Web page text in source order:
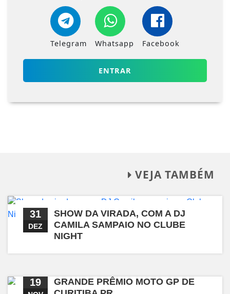
Telegram Whatsapp Facebook
ENTRAR
VEJA TAMBÉM
31
DEZ
SHOW DA VIRADA, COM A DJ
CAMILA SAMPAIO NO CLUBE
NIGHT
19
GRANDE PRÊMIO MOTO GP DE